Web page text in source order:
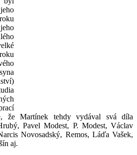
že Martínek tehdy vydával svá díla
Pavel Modest, P. Modest, Václav
Novosadský, Remos, Láďa Vašek,
aj.